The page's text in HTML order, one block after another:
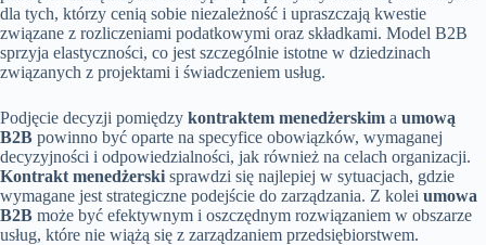
dla tych, którzy cenią sobie niezależność i upraszczają kwestie
związane z rozliczeniami podatkowymi oraz składkami. Model B2B
sprzyja elastyczności, co jest szczególnie istotne w dziedzinach
związanych z projektami i świadczeniem usług.
Podjęcie decyzji pomiędzy kontraktem menedżerskim a umową
B2B powinno być oparte na specyfice obowiązków, wymaganej
decyzyjności i odpowiedzialności, jak również na celach organizacji.
Kontrakt menedżerski sprawdzi się najlepiej w sytuacjach, gdzie
wymagane jest strategiczne podejście do zarządzania. Z kolei umowa
B2B może być efektywnym i oszczędnym rozwiązaniem w obszarze
usług, które nie wiążą się z zarządzaniem przedsiębiorstwem.